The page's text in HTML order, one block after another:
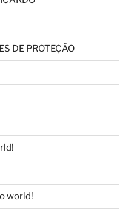
DE PROTEÇÃO
world!